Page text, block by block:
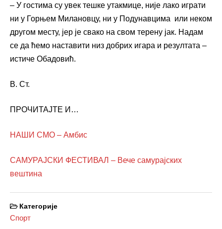
– У гостима су увек тешке утакмице, није лако играти
ни у Горњем Милановцу, ни у Подунавцима или неком
другом месту, јер је свако на свом терену јак. Надам
се да ћемо наставити низ добрих игара и резултата –
истиче Обадовић.
В. Ст.
ПРОЧИТАЈТЕ И…
НАШИ СМО – Амбис
САМУРАЈСКИ ФЕСТИВАЛ – Вече самурајских
вештина
Категорије
Спорт